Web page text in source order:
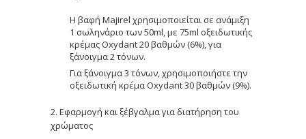
Η βαφή Majirel χρησιμοποιείται σε ανάμιξη
1 σωληνάριο των 50ml, με 75ml οξειδωτικής
κρέμας Oxydant 20 βαθμών (6%), για
ξάνοιγμα 2 τόνων.
Για ξάνοιγμα 3 τόνων, χρησιμοποιήστε την
οξειδωτική κρέμα Oxydant 30 βαθμών (9%).
2. Εφαρμογή και ξέβγαλμα για διατήρηση του
χρώματος